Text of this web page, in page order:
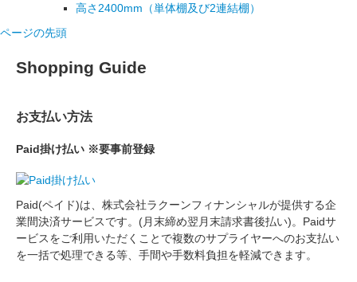
高さ2400mm （単体棚及び2連結棚）
ページの先頭
Shopping Guide
お支払い方法
Paid掛け払い ※要事前登録
Paid(ペイド)は、株式会社ラクーンフィナンシャルが提供する企
業間決済サービスです。(月末締め翌月末請求書後払い)。Paidサ
ービスをご利用いただくことで複数のサプライヤーへのお支払い
を一括で処理できる等、手間や手数料負担を軽減できます。